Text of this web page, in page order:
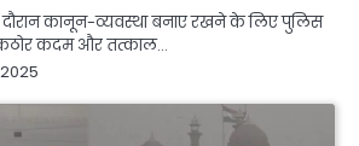
कानून-व्यवस्था बनाए रखने के लिए पुलिस
कदम और तत्काल…